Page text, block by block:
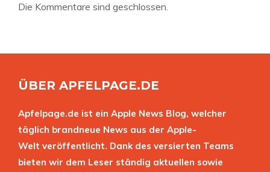
Die Kommentare sind geschlossen.
ÜBER APFELPAGE.DE
Apfelpage.de ist ein Apple News Blog, welcher
täglich brandneue News aus der Apple-
Welt veröffentlicht. Dank des versierten Teams
bieten wir dem Leser ständig aktuellen sowie